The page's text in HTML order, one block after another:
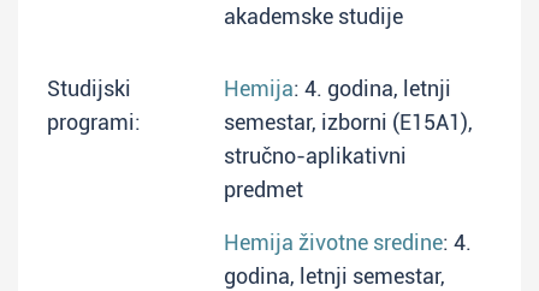
akademske studije
Studijski
programi:
Hemija: 4. godina, letnji
semestar, izborni (E15A1),
stručno-aplikativni
predmet
Hemija životne sredine: 4.
godina, letnji semestar,